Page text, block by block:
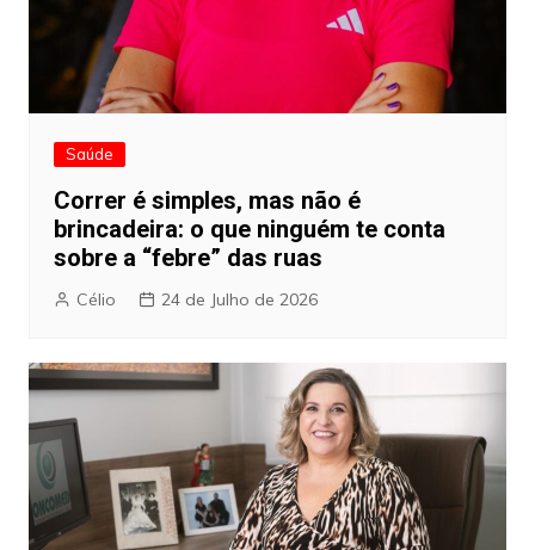
Saúde
Correr é simples, mas não é
brincadeira: o que ninguém te conta
sobre a “febre” das ruas
Célio 24 de Julho de 2026